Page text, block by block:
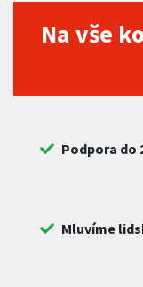
Na vše
Podpora do
Mluvíme